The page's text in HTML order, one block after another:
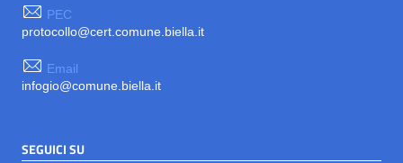
PEC
protocollo@cert.comune.biella.it
Email
infogio@comune.biella.it
SEGUICI SU